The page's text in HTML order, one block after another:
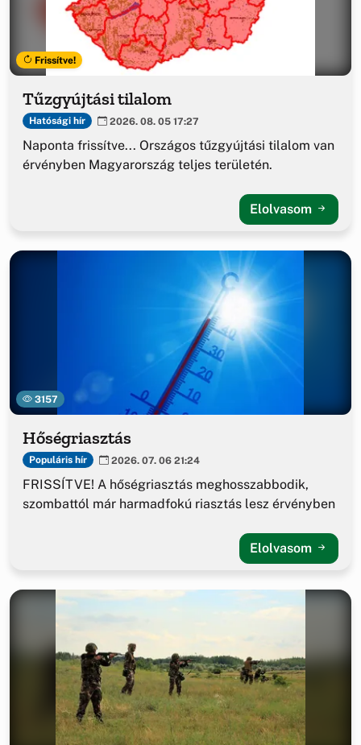
Frissítve!
Tűzgyújtási tilalom
Hatósági hír 2026. 08. 05 17:27
Naponta frissítve... Országos tűzgyújtási tilalom van
érvényben Magyarország teljes területén.
Elolvasom
3157
Hőségriasztás
Populáris hír 2026. 07. 06 21:24
FRISSÍTVE! A hőségriasztás meghosszabbodik,
szombattól már harmadfokú riasztás lesz érvényben
Elolvasom